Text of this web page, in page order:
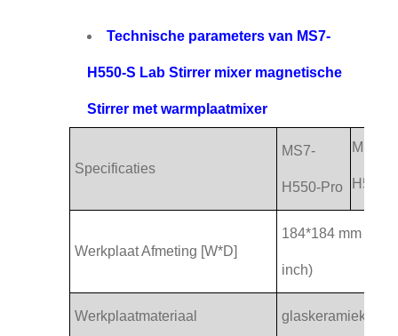
Technische parameters van MS7-
H550-S Lab Stirrer mixer magnetische
Stirrer met warmplaatmixer
Specificaties
MS7-
H550-Pro
MS7-
H550-
Werkplaat Afmeting [W*D]
184*184 mm (7
inch)
Werkplaatmateriaal glaskeramiek